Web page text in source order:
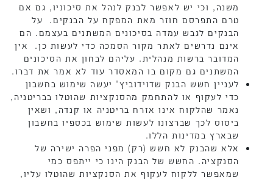
משנה, וכי יש לאפשר לבנק לנהל את סיכוניו, גם אם
טרם התפרסם חוזר מאת המפקח על הבנקים. על
הבנקים לגבש עמדה בסיכונים המשתנים בעצמם. הם
אינם נדרשים לאתר מקור הסמכה כדי לעשות כן. אין
המדובר ברשות מנהלית. עליהם לבחון את הסיכונים
המשתנים גם מקום בו המאסדר עוד לא אמר את דברו.
לעניין חשש הבנק שדוידוביץ' יעשה שימוש בחשבון
כדי לעקוף או להתחמק מהסנקציות שהוטלו בבריטניה,
נאמר שהלקוח אינו אזרח בריטניה או קנדה, ושאין
ביסוס לכך שברצונו לעשות שימוש בכספיו בחשבון
שבארץ במדינות הללו.
אלא שהבנק לא חשש (רק) מפני הפרה ישירה של
הסנקציה. החשש של הבנק הינו כי ייתפס כמי
שמאפשר ללקוח לעקוף את הסנקציות שהוטלו עליו,